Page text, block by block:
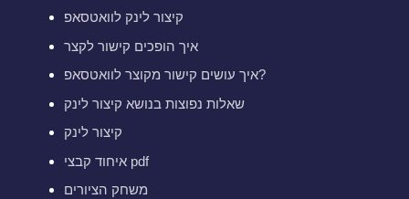
קיצור לינק לוואטסאפ
איך הופכים קישור לקצר
איך עושים קישור מקוצר לוואטסאפ?
שאלות נפוצות בנושא קיצור לינק
קיצור לינק
איחוד קבצי pdf
משחק הציורים